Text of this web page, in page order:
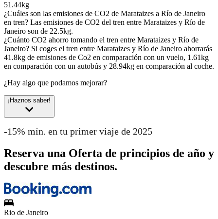
51.44kg
¿Cuáles son las emisiones de CO2 de Marataizes a Río de Janeiro
en tren? Las emisiones de CO2 del tren entre Marataizes y Río de
Janeiro son de 22.5kg.
¿Cuánto CO2 ahorro tomando el tren entre Marataizes y Río de
Janeiro? Si coges el tren entre Marataizes y Río de Janeiro ahorrarás
41.8kg de emisiones de Co2 en comparación con un vuelo, 1.61kg
en comparación con un autobús y 28.94kg en comparación al coche.
¿Hay algo que podamos mejorar?
¡Haznos saber!
-15% mín. en tu primer viaje de 2025
Reserva una Oferta de principios de año y
descubre más destinos.
Rio de Janeiro